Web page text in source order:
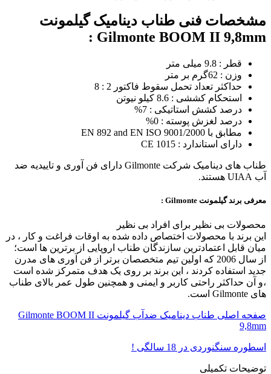
مشخصات فنی طناب دینامیک گیلمونت
Gilmonte BOOM II 9,8mm :
قطر : 9.8 میلی متر
وزن : 62گرم بر متر
حداکثر تعداد تحمل سقوط فاکتور 2 : 8
استحکام کششی : 8.6 کیلو نیوتن
درصد کشش استاتیکی : 7%
درصد لغزش پوسته : 0%
مطابق با EN 892 and EN ISO 9001/2000
دارای استاندارد : CE 1015
طناب های دینامیک شرکت Gilmonte دارای فن آوری و تاییدیه ضد
آب UIAA هستند.
معرفی برند گیلمونت Gilmonte :
محصولات بی نظیر برای افراد بی نظیر
این برند با محصولات اختصاص داده شده به اوقات فراغت و کار ، در
میان قابل اعتمادترین سازندگان طناب اروپایی از برترین ها است؛
از سال 2006 که اولین تیم متخصصان برتر از فن آوری های مدرن
جدید استفاده کردند ، این برند بر روی یک هدف متمرکز شده است
،و آن حداکثر راحتی کاربر و ایمنی و همچنین طول عمر بالای طناب
های Gilmonte است.
صفحه اصلی طناب دینامیک ضدآب گیلمونت Gilmonte BOOM II
9,8mm
اسطوره سنگنوردی در 18 سالگی !
توضیحات تکمیلی